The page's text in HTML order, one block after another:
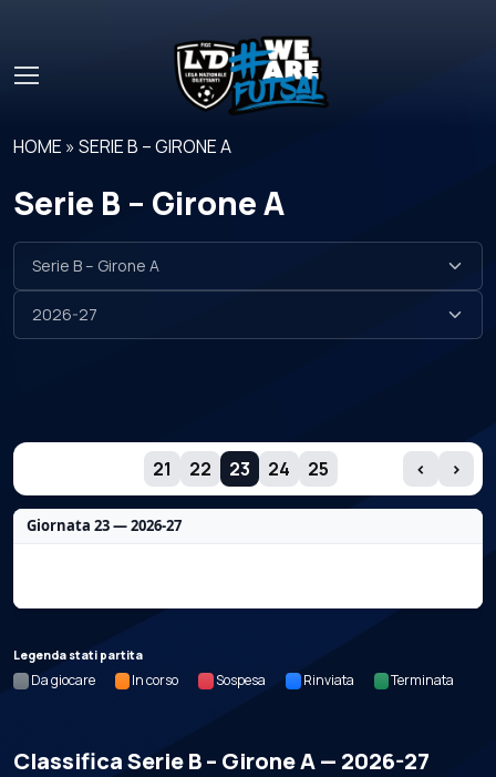
HOME »SERIE B – GIRONE A
Serie B – Girone A
21 22 23 24 25 ‹ ›
Giornata 23 — 2026-27
Legenda stati partita
Da giocare In corso Sospesa Rinviata Terminata
Classifica Serie B – Girone A — 2026-27